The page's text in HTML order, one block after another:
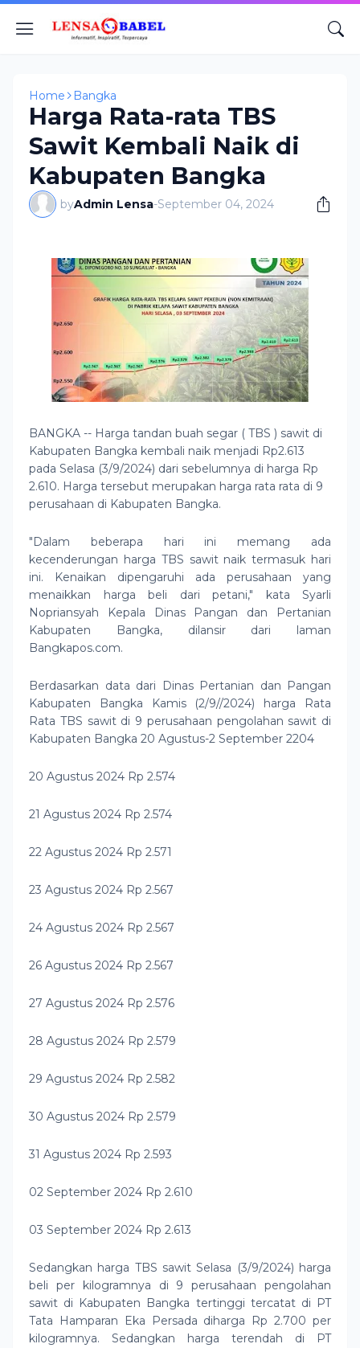
Home Bangka
Harga Rata-rata TBS
Sawit Kembali Naik di
Kabupaten Bangka
byAdmin Lensa-September 04, 2024
BANGKA -- Harga tandan buah segar ( TBS ) sawit di
Kabupaten Bangka kembali naik menjadi Rp2.613
pada Selasa (3/9/2024) dari sebelumnya di harga Rp
2.610. Harga tersebut merupakan harga rata rata di 9
perusahaan di Kabupaten Bangka.
"Dalam beberapa hari ini memang ada
kecenderungan harga TBS sawit naik termasuk hari
ini. Kenaikan dipengaruhi ada perusahaan yang
menaikkan harga beli dari petani," kata Syarli
Nopriansyah Kepala Dinas Pangan dan Pertanian
Kabupaten Bangka, dilansir dari laman
Bangkapos.com.
Berdasarkan data dari Dinas Pertanian dan Pangan
Kabupaten Bangka Kamis (2/9//2024) harga Rata
Rata TBS sawit di 9 perusahaan pengolahan sawit di
Kabupaten Bangka 20 Agustus-2 September 2204
20 Agustus 2024 Rp 2.574
21 Agustus 2024 Rp 2.574
22 Agustus 2024 Rp 2.571
23 Agustus 2024 Rp 2.567
24 Agustus 2024 Rp 2.567
26 Agustus 2024 Rp 2.567
27 Agustus 2024 Rp 2.576
28 Agustus 2024 Rp 2.579
29 Agustus 2024 Rp 2.582
30 Agustus 2024 Rp 2.579
31 Agustus 2024 Rp 2.593
02 September 2024 Rp 2.610
03 September 2024 Rp 2.613
Sedangkan harga TBS sawit Selasa (3/9/2024) harga
beli per kilogramnya di 9 perusahaan pengolahan
sawit di Kabupaten Bangka tertinggi tercatat di PT
Tata Hamparan Eka Persada diharga Rp 2.700 per
kilogramnya. Sedangkan harga terendah di PT